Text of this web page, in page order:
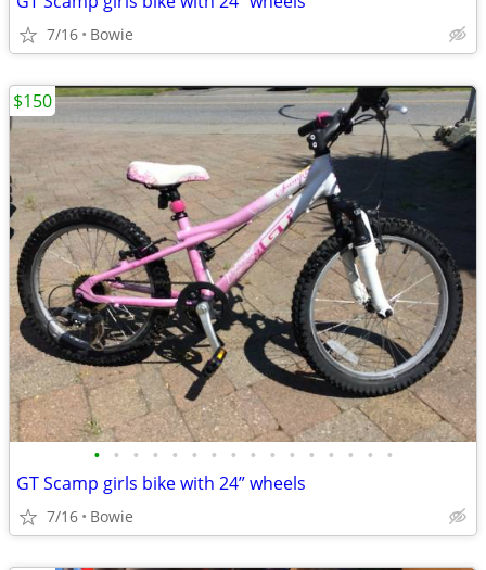
7/16 Bowie
• • • • • • • • • • • • • • • •
GT Scamp girls bike with 24” wheels
7/16 Bowie
$150